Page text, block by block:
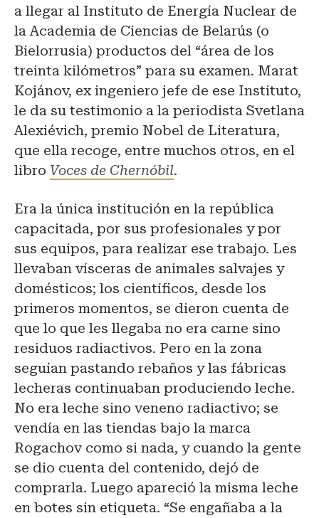
a llegar al Instituto de Energía Nuclear de
la Academia de Ciencias de Belarús (o
Bielorrusia) productos del “área de los
treinta kilómetros” para su examen. Marat
Kojánov, ex ingeniero jefe de ese Instituto,
le da su testimonio a la periodista Svetlana
Alexiévich, premio Nobel de Literatura,
que ella recoge, entre muchos otros, en el
libro Voces de Chernóbil.
Era la única institución en la república
capacitada, por sus profesionales y por
sus equipos, para realizar ese trabajo. Les
llevaban vísceras de animales salvajes y
domésticos; los científicos, desde los
primeros momentos, se dieron cuenta de
que lo que les llegaba no era carne sino
residuos radiactivos. Pero en la zona
seguían pastando rebaños y las fábricas
lecheras continuaban produciendo leche.
No era leche sino veneno radiactivo; se
vendía en las tiendas bajo la marca
Rogachov como si nada, y cuando la gente
se dio cuenta del contenido, dejó de
comprarla. Luego apareció la misma leche
en botes sin etiqueta. “Se engañaba a la